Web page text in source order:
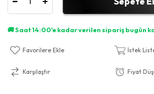
Favorilere Ekle İstek
Karşılaştır Fiyat